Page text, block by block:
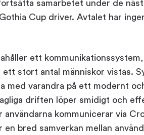
samarbetet under de
Cup driver. Avtalet har
ett
stort antal människor vistas.
med varandra på ett modernt
driften löper smidigt och
användarna kommunicerar via
en bred samverkan mellan